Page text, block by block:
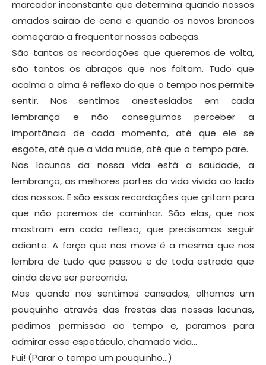
marcador inconstante que determina quando nossos
amados sairão de cena e quando os novos brancos
começarão a frequentar nossas cabeças.
São tantas as recordações que queremos de volta,
são tantos os abraços que nos faltam. Tudo que
acalma a alma é reflexo do que o tempo nos permite
sentir. Nos sentimos anestesiados em cada
lembrança e não conseguimos perceber a
importância de cada momento, até que ele se
esgote, até que a vida mude, até que o tempo pare.
Nas lacunas da nossa vida está a saudade, a
lembrança, as melhores partes da vida vivida ao lado
dos nossos. E são essas recordações que gritam para
que não paremos de caminhar. São elas, que nos
mostram em cada reflexo, que precisamos seguir
adiante. A força que nos move é a mesma que nos
lembra de tudo que passou e de toda estrada que
ainda deve ser percorrida.
Mas quando nos sentimos cansados, olhamos um
pouquinho através das frestas das nossas lacunas,
pedimos permissão ao tempo e, paramos para
admirar esse espetáculo, chamado vida…
Fui! (Parar o tempo um pouquinho…)